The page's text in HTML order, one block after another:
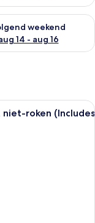
aug 7 -
weekend
14 - aug 16
met een grote
niet-roken (Includes